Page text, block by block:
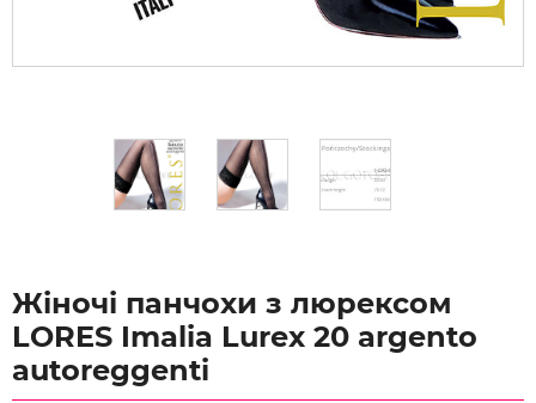
Жіночі панчохи з люрексом
LORES Imalia Lurex 20 argento
autoreggenti